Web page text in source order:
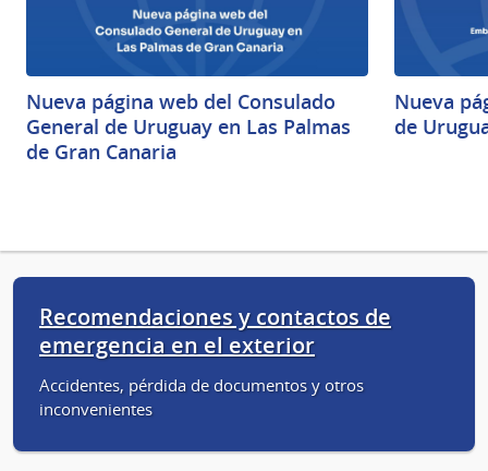
Nueva página web del Consulado
General de Uruguay en Las Palmas
de Gran Canaria
Nueva
de
Recomendaciones y contactos de
emergencia en el exterior
Accidentes, pérdida de documentos y otros
inconvenientes